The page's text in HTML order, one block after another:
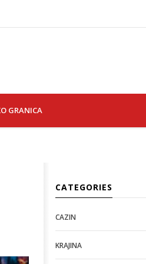
GRANICA
CATEGORIES
CAZIN
KRAJINA